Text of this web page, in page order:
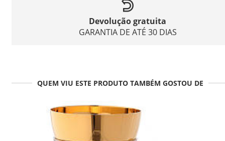
Devolução gratuita
GARANTIA DE ATÉ 30 DIAS
QUEM VIU ESTE PRODUTO TAMBÉM GOSTOU DE